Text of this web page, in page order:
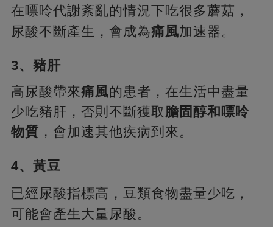
在嘌呤代謝紊亂的情況下吃很多蘑菇，
尿酸不斷產生，會成為痛風加速器。
3、豬肝
高尿酸帶來痛風的患者，在生活中盡量
少吃豬肝，否則不斷獲取 膽固醇和嘌呤
物質 ，會加速其他疾病到來。
4、黃豆
已經尿酸指標高，豆類食物盡量少吃，
可能會產生大量尿酸。